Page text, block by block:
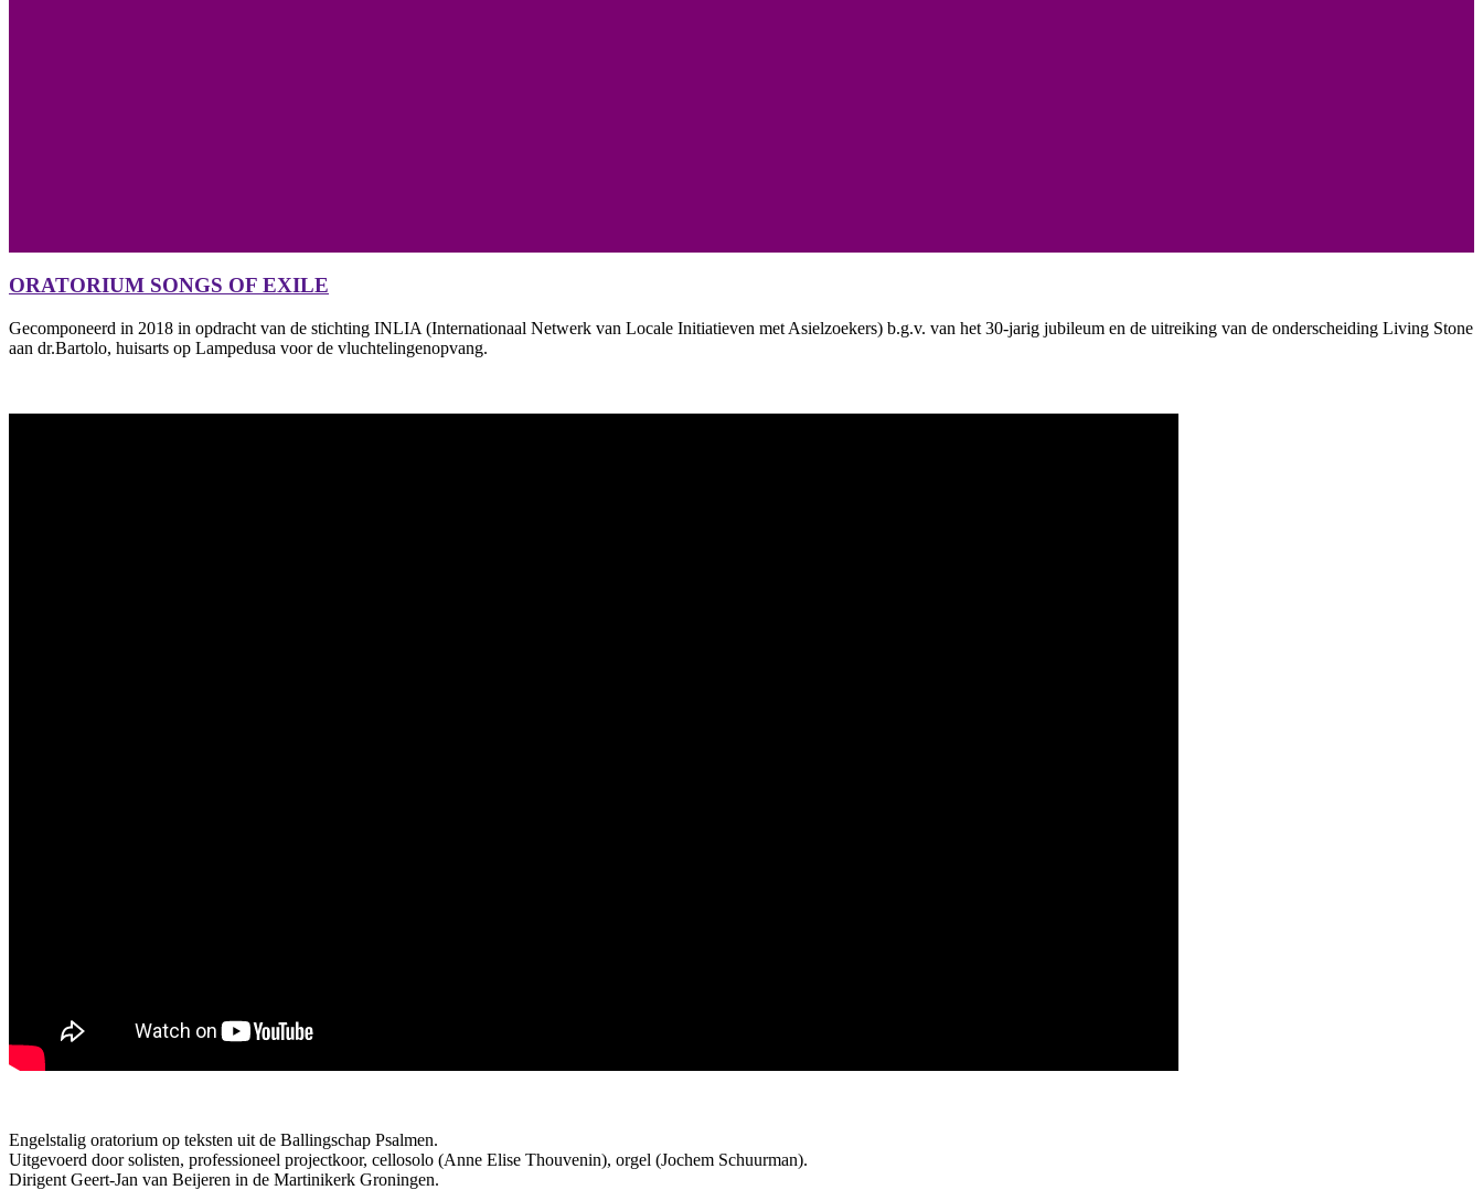
ORATORIUM SONGS OF EXILE
Gecomponeerd in 2018 in opdracht van de stichting INLIA (Internationaal Netwerk van Locale Initiatieven met Asielzoekers) b.g.v. van het 30-jarig jubileum en de uitreiking van de onderscheiding Living Stone
aan dr.Bartolo, huisarts op Lampedusa voor de vluchtelingenopvang.
Engelstalig oratorium op teksten uit de Ballingschap Psalmen.
Uitgevoerd door solisten, professioneel projectkoor, cellosolo (Anne Elise Thouvenin), orgel (Jochem Schuurman).
Dirigent Geert-Jan van Beijeren in de Martinikerk Groningen.